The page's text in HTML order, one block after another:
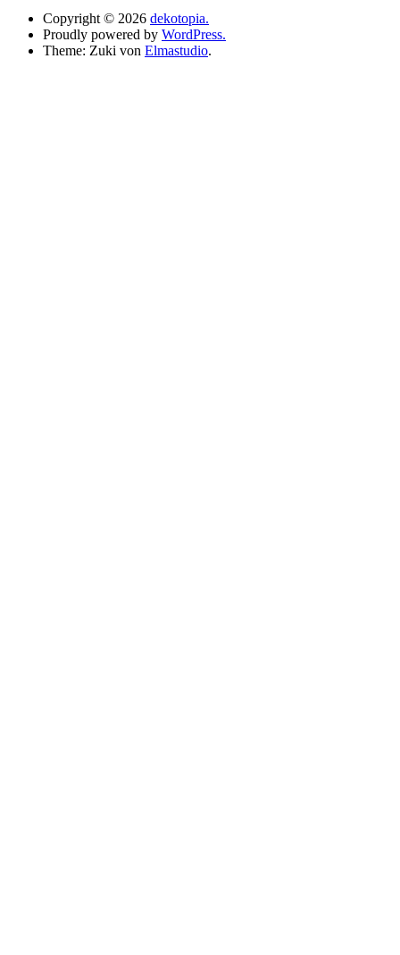
Copyright © 2026 dekotopia.
Proudly powered by WordPress.
Theme: Zuki von Elmastudio.